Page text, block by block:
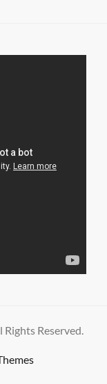
Rights Reserved.